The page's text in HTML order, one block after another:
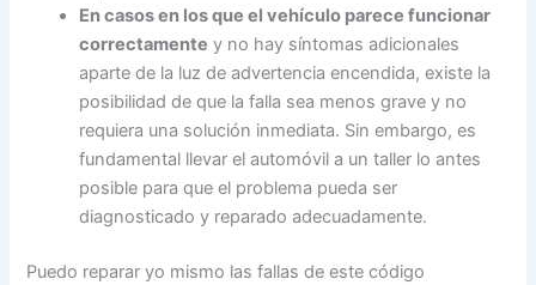
En casos en los que el vehículo parece funcionar
correctamente y no hay síntomas adicionales
aparte de la luz de advertencia encendida, existe la
posibilidad de que la falla sea menos grave y no
requiera una solución inmediata. Sin embargo, es
fundamental llevar el automóvil a un taller lo antes
posible para que el problema pueda ser
diagnosticado y reparado adecuadamente.
Puedo reparar yo mismo las fallas de este código